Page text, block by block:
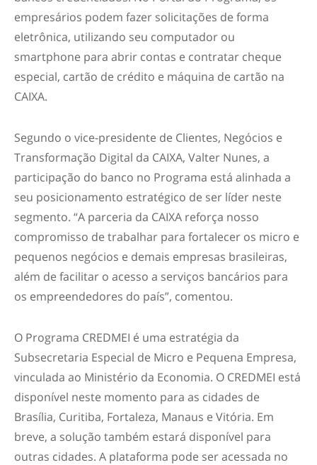
empresários podem fazer solicitações de forma
eletrônica, utilizando seu computador ou
smartphone para abrir contas e contratar cheque
especial, cartão de crédito e máquina de cartão na
CAIXA.
Segundo o vice-presidente de Clientes, Negócios e
Transformação Digital da CAIXA, Valter Nunes, a
participação do banco no Programa está alinhada a
seu posicionamento estratégico de ser líder neste
segmento. “A parceria da CAIXA reforça nosso
compromisso de trabalhar para fortalecer os micro e
pequenos negócios e demais empresas brasileiras,
além de facilitar o acesso a serviços bancários para
os empreendedores do país”, comentou.
O Programa CREDMEI é uma estratégia da
Subsecretaria Especial de Micro e Pequena Empresa,
vinculada ao Ministério da Economia. O CREDMEI está
disponível neste momento para as cidades de
Brasília, Curitiba, Fortaleza, Manaus e Vitória. Em
breve, a solução também estará disponível para
outras cidades. A plataforma pode ser acessada no